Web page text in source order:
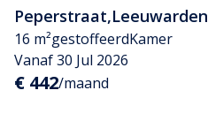
Peperstraat,Leeuwarden
16 m²gestoffeerdKamer
Vanaf 30 Jul 2026
€ 442/maand